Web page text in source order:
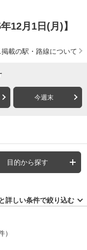
12月1日(月)】
載の駅・路線について
今週末
目的から探す
詳しい条件で絞り込む
）